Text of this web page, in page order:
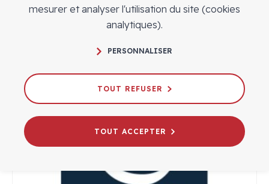
mesurer et analyser l'utilisation du site (cookies
analytiques).
PERSONNALISER
TOUT REFUSER
TOUT ACCEPTER